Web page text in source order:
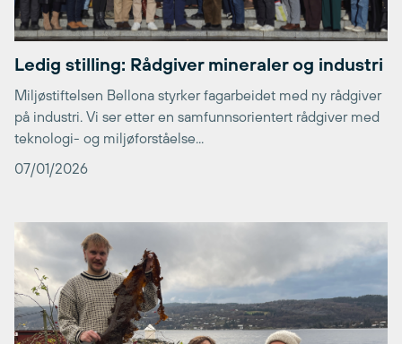
Ledig stilling: Rådgiver mineraler og industri
Miljøstiftelsen Bellona styrker fagarbeidet med ny rådgiver
på industri. Vi ser etter en samfunnsorientert rådgiver med
teknologi- og miljøforståelse...
07/01/2026